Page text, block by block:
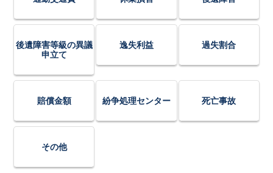
後遺障害等級の異議
申立て
逸失利益 過失割合
賠償金額 紛争処理センター 死亡事故
その他